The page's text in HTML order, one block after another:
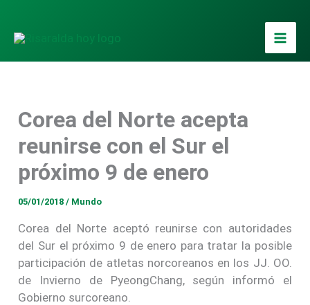
contenido
Corea del Norte acepta
reunirse con el Sur el
próximo 9 de enero
05/01/2018/ Mundo
Corea del Norte aceptó reunirse con autoridades
del Sur el próximo 9 de enero para tratar la posible
participación de atletas norcoreanos en los JJ. OO.
de Invierno de PyeongChang, según informó el
Gobierno surcoreano.